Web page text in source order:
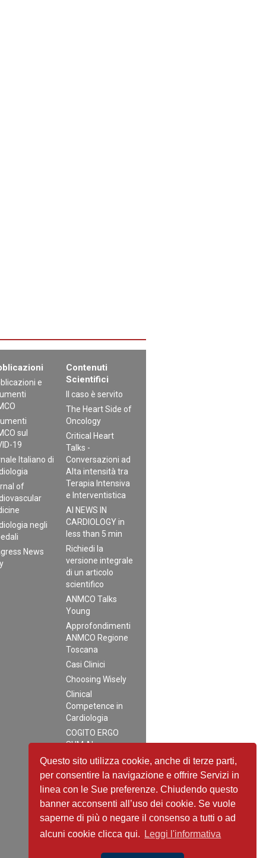
Questo sito utilizza cookie, anche di terze parti,
per consentire la navigazione e offrire Servizi in
linea con le Sue preferenze. Chiudendo questo
banner acconsenti all’uso dei cookie. Se vuole
saperne di più o negare il consenso a tutti o ad
alcuni cookie clicca qui.
Leggi l'informativa
e
sul
19
Italiano di
of
negli
News
Contenuti
Scientifici
Il caso è servito
The Heart Side of
Oncology
Critical Heart
Talks -
Conversazioni ad
Alta intensità tra
Terapia Intensiva
e Interventistica
AI NEWS IN
CARDIOLOGY in
less than 5 min
Richiedi la
versione integrale
di un articolo
scientifico
ANMCO Talks
Young
Approfondimenti
ANMCO Regione
Toscana
Casi Clinici
Choosing Wisely
Clinical
Competence in
Cardiologia
COGITO ERGO
SUM AI
Distillati di buon
senso
EpiCardio
Fast&Curious
right side of heart